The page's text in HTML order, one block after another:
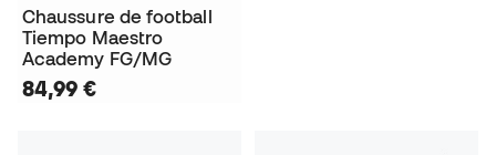
Chaussure de football
Tiempo Maestro
Academy FG/MG
84,99 €